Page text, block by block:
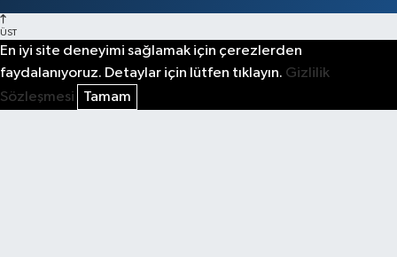
ÜST
En iyi site deneyimi sağlamak için çerezlerden
faydalanıyoruz. Detaylar için lütfen tıklayın. Gizlilik
Sözleşmesi
Tamam